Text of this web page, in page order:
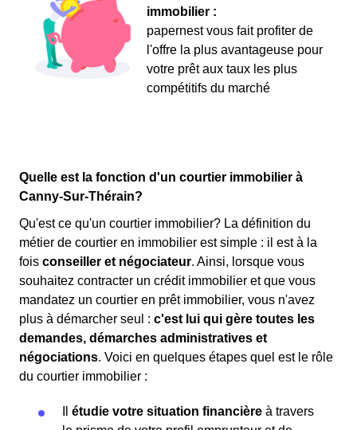
immobilier :
papernest vous fait profiter de
l'offre la plus avantageuse pour
votre prêt aux taux les plus
compétitifs du marché
Quelle est la fonction d'un courtier immobilier à
Canny-Sur-Thérain?
Qu'est ce qu'un courtier immobilier? La définition du
métier de courtier en immobilier est simple : il est à la
fois conseiller et négociateur. Ainsi, lorsque vous
souhaitez contracter un crédit immobilier et que vous
mandatez un courtier en prêt immobilier, vous n'avez
plus à démarcher seul : c'est lui qui gère toutes les
demandes, démarches administratives et
négociations. Voici en quelques étapes quel est le rôle
du courtier immobilier :
étudie votre situation financière à travers